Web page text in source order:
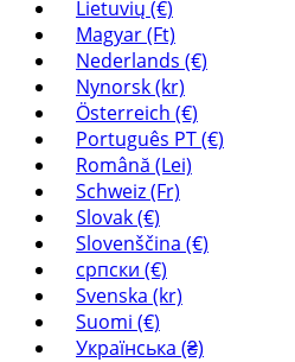
Lietuvių (€)
Magyar (Ft)
Nederlands (€)
Nynorsk (kr)
Österreich (€)
Português PT (€)
Română (Lei)
Schweiz (Fr)
Slovak (€)
Slovenščina (€)
српски (€)
Svenska (kr)
Suomi (€)
Українська (₴)